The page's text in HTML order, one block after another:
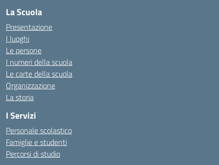
La Scuola
Presentazione
I luoghi
Le persone
I numeri della scuola
Le carte della scuola
Organizzazione
La storia
I Servizi
Personale scolastico
Famiglie e studenti
Percorsi di studio